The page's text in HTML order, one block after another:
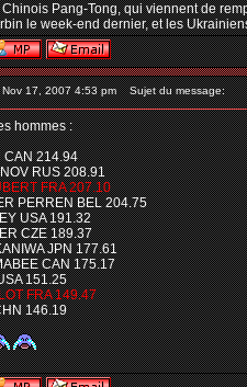
Pang-Tong, qui viennent de
le week-end dernier, et les
17, 2007 4:53 pm Sujet du message:
hommes :
CAN 214.94
RUS 208.91
FRA 207.10
PERREN BEL 204.75
USA 191.32
CZE 189.37
JPN 177.61
CAN 175.17
151.25
FRA 149.47
146.19